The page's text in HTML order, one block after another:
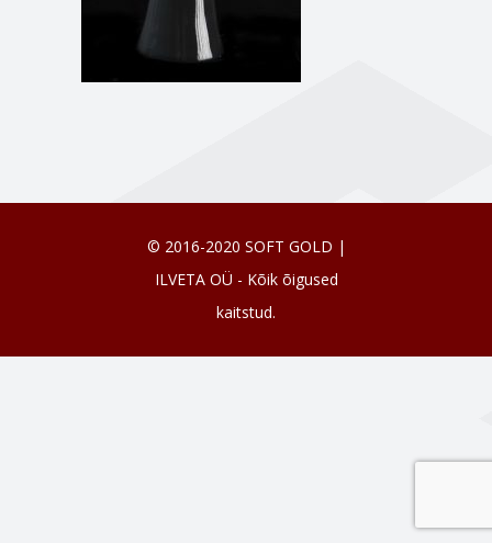
© 2016-2020 SOFT GOLD |
ILVETA OÜ - Kõik õigused
kaitstud.